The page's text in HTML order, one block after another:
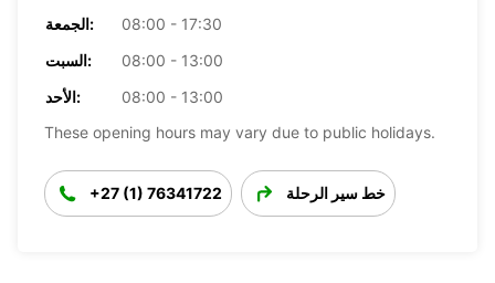
الجمعة:
08:00 - 17:30
السبت:
08:00 - 13:00
الأحد:
08:00 - 13:00
These opening hours may vary due to public holidays.
+27 (1) 76341722 خط سير الرحلة